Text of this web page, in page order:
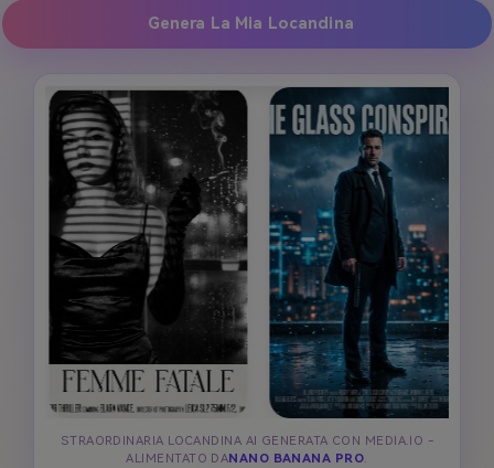
Genera La Mia Locandina
STRAORDINARIA LOCANDINA AI GENERATA CON MEDIA.IO -
ALIMENTATO DANANO BANANA PRO.